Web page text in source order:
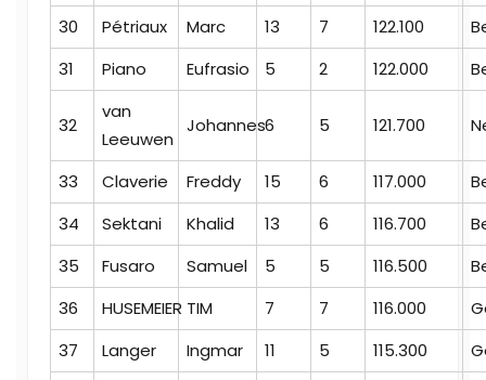
30
Pétriaux Marc 13 7 122.100
31
Piano Eufrasio 5 2 122.000
32
van
Leeuwen
Johannes6 5 121.700
33 Claverie Freddy 15 6 117.000
34
Sektani Khalid 13 6 116.700
35
Fusaro Samuel 5 5 116.500
36
HUSEMEIER TIM 7 7 116.000
37
Langer Ingmar 11 5 115.300